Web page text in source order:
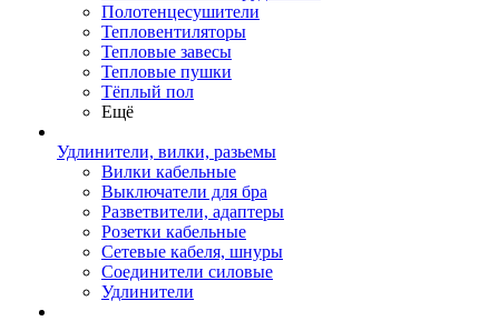
Полотенцесушители
Тепловентиляторы
Тепловые завесы
Тепловые пушки
Тёплый пол
Ещё
Удлинители, вилки, разьемы
Вилки кабельные
Выключатели для бра
Разветвители, адаптеры
Розетки кабельные
Сетевые кабеля, шнуры
Соединители силовые
Удлинители